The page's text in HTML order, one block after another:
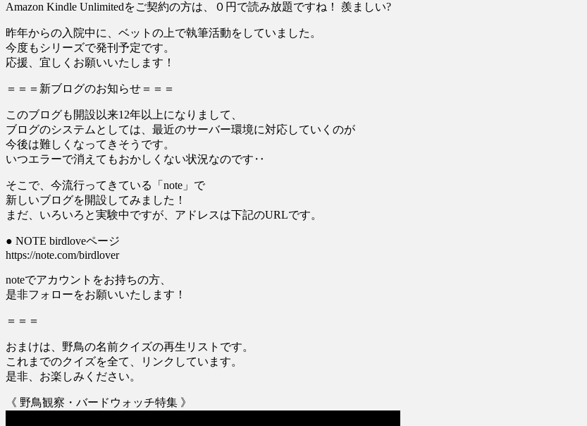
Amazon Kindle Unlimitedをご契約の方は、０円で読み放題ですね！ 羨ましい?
昨年からの入院中に、ベットの上で執筆活動をしていました。
今度もシリーズで発刊予定です。
応援、宜しくお願いいたします！
＝＝＝新ブログのお知らせ＝＝＝
このブログも開設以来12年以上になりまして、
ブログのシステムとしては、最近のサーバー環境に対応していくのが
今後は難しくなってきそうです。
いつエラーで消えてもおかしくない状況なのです‥
そこで、今流行ってきている「note」で
新しいブログを開設してみました！
まだ、いろいろと実験中ですが、アドレスは下記のURLです。
● NOTE birdloveページ
https://note.com/birdlover
noteでアカウントをお持ちの方、
是非フォローをお願いいたします！
＝＝＝
おまけは、野鳥の名前クイズの再生リストです。
これまでのクイズを全て、リンクしています。
是非、お楽しみください。
《 野鳥観察・バードウォッチ特集 》